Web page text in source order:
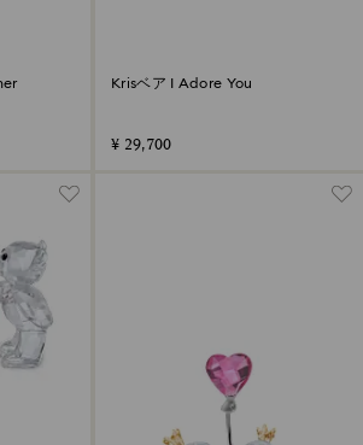
Krisベア I Adore You
¥ 29,700